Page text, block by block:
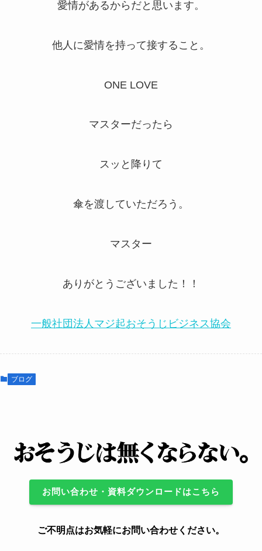
愛情があるからだと思います。
他人に愛情を持って接すること。
ONE LOVE
マスターだったら
スッと降りて
傘を渡していただろう。
マスター
ありがとうございました！！
一般社団法人マジ起おそうじビジネス協会
ブログ
お問い合わせ・資料ダウンロードはこちら
ご不明点はお気軽にお問い合わせください。